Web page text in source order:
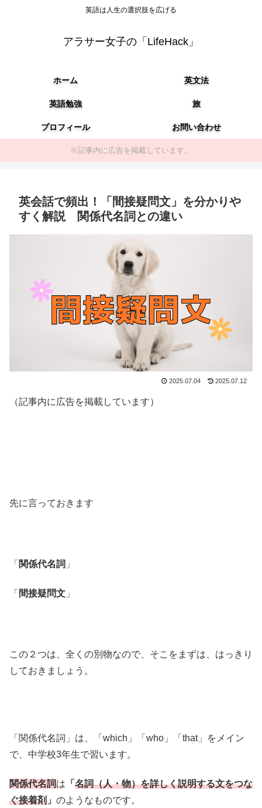
英語は人生の選択肢を広げる
アラサー女子の「LifeHack」
ホーム 英文法
英語勉強 旅
プロフィール お問い合わせ
※記事内に広告を掲載しています。
英会話で頻出！「間接疑問文」を分かりや
すく解説 関係代名詞との違い
2025.07.04 2025.07.12
（記事内に広告を掲載しています）
先に言っておきます
「 関係代名詞 」
「 間接疑問文 」
この２つは、全くの別物なので、そこをまずは、はっきり
しておきましょう。
「関係代名詞」は、「which」「who」「that」をメイン
で、中学校3年生で習います。
関係代名詞は 「 名詞（人・物）を詳しく説明する文をつな
ぐ接着剤 」 のようなものです。